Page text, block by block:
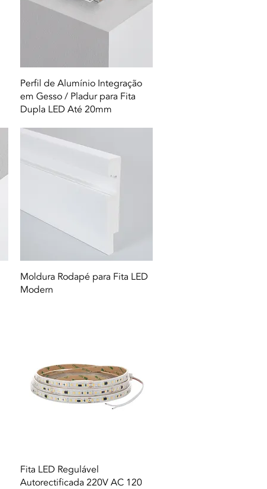
Quick View
Perfil de Alumínio Integração
em Gesso / Pladur para Fita
Dupla LED Até 20mm
Quick View
Moldura Rodapé para Fita LED
Modern
Quick View
Fita LED Regulável
Autorectificada 220V AC 120